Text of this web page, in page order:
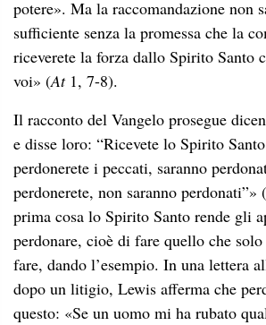
potere». Ma la raccomandazione non
sufficiente senza la promessa che la
riceverete la forza dallo Spirito Santo
voi» (At1, 7-8).
Il racconto del Vangelo prosegue
e disse loro: “Ricevete lo Spirito
perdonerete i peccati, saranno
perdonerete, non saranno perdonati”» (
prima cosa lo Spirito Santo rende gli
perdonare, cioè di fare quello che
fare, dando l’esempio. In una lettera
dopo un litigio, Lewis afferma che
questo: «Se un uomo mi ha rubato